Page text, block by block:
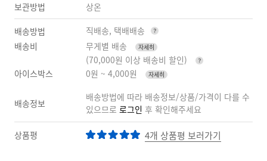
보관방법
상온
배송방법
직배송, 택배배송
배송비
무게별 배송 자세히
(70,000원 이상 배송비 할인)
아이스박스
0원 ~ 4,000원 자세히
배송정보
배송방법에 따라 배송정보/상품/가격이 다를 수
있으므로 로그인 후 확인해주세요
상품평 4개 상품평 보러가기